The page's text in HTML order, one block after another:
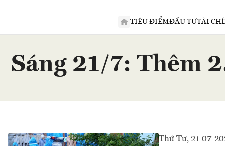
TIÊU ĐIỂMĐẦU TƯTÀI
Sáng 21/7: Thêm
Thứ Tư, 21-07-